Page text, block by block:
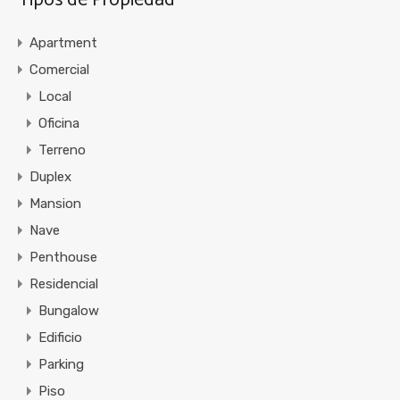
Apartment
Comercial
Local
Oficina
Terreno
Duplex
Mansion
Nave
Penthouse
Residencial
Bungalow
Edificio
Parking
Piso